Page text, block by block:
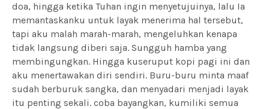
doa, hingga ketika Tuhan ingin menyetujuinya, lalu Ia
memantaskanku untuk layak menerima hal tersebut,
tapi aku malah marah-marah, mengeluhkan kenapa
tidak langsung diberi saja. Sungguh hamba yang
membingungkan. Hingga kuseruput kopi pagi ini dan
aku menertawakan diri sendiri. Buru-buru minta maaf
sudah berburuk sangka, dan menyadari menjadi layak
itu penting sekali. coba bayangkan, kumiliki semua